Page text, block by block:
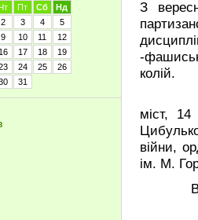
Пт Сб
Нд
2 3 4
5
9 10 11
12
16 17 18
19
24 25
26
31
З
-
колій.
міст,
війни,
ім. М.